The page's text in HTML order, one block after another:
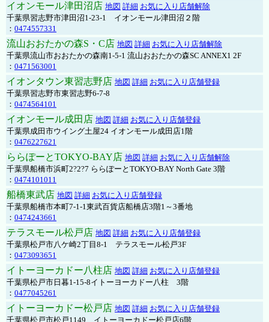
イオンモール津田沼店 地図 詳細 お気に入り店舗解除
千葉県習志野市津田沼1-23-1 イオンモール津田沼２階
： 0474557331
流山おおたかの森S・C店 地図 詳細 お気に入り店舗解除
千葉県流山市おおたかの森南1-5-1 流山おおたかの森SC ANNEX1 2F
： 0471563001
イオンタウン東習志野店 地図 詳細 お気に入り店舗登録
千葉県習志野市東習志野6-7-8
： 0474564101
イオンモール成田店 地図 詳細 お気に入り店舗登録
千葉県成田市ウイング土屋24 イオンモール成田店1階
： 0476227621
ららぽーとTOKYO-BAY店 地図 詳細 お気に入り店舗解除
千葉県船橋市浜町2?2?7 ららぽーとTOKYO-BAY North Gate 3階
： 0474101011
船橋東武店 地図 詳細 お気に入り店舗登録
千葉県船橋市本町7-1-1東武百貨店船橋店3階1～3番地
： 0474243661
テラスモール松戸店 地図 詳細 お気に入り店舗登録
千葉県松戸市八ケ崎2丁目8-1 テラスモール松戸3F
： 0473093651
イトーヨーカドー八柱店 地図 詳細 お気に入り店舗登録
千葉県松戸市日暮1-15-8イトーヨーカドー八柱 3階
： 0477045261
イトーヨーカドー松戸店 地図 詳細 お気に入り店舗登録
千葉県松戸市松戸1149 イトーヨーカドー松戸店6階